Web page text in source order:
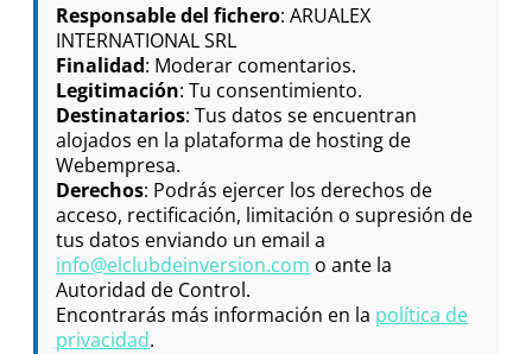
Responsable del fichero: ARUALEX
INTERNATIONAL SRL
Finalidad: Moderar comentarios.
Legitimación: Tu consentimiento.
Destinatarios: Tus datos se encuentran
alojados en la plataforma de hosting de
Webempresa.
Derechos: Podrás ejercer los derechos de
acceso, rectificación, limitación o supresión de
tus datos enviando un email a
info@elclubdeinversion.com o ante la
Autoridad de Control.
Encontrarás más información en la política de
privacidad.